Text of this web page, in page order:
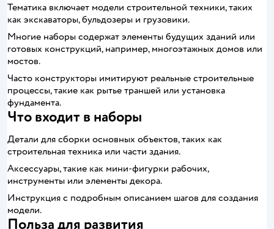
Тематика включает модели строительной техники, таких
как экскаваторы, бульдозеры и грузовики.
Многие наборы содержат элементы будущих зданий или
готовых конструкций, например, многоэтажных домов или
мостов.
Часто конструкторы имитируют реальные строительные
процессы, такие как рытье траншей или установка
фундамента.
Что входит в наборы
Детали для сборки основных объектов, таких как
строительная техника или части здания.
Аксессуары, такие как мини-фигурки рабочих,
инструменты или элементы декора.
Инструкция с подробным описанием шагов для создания
модели.
Польза для развития